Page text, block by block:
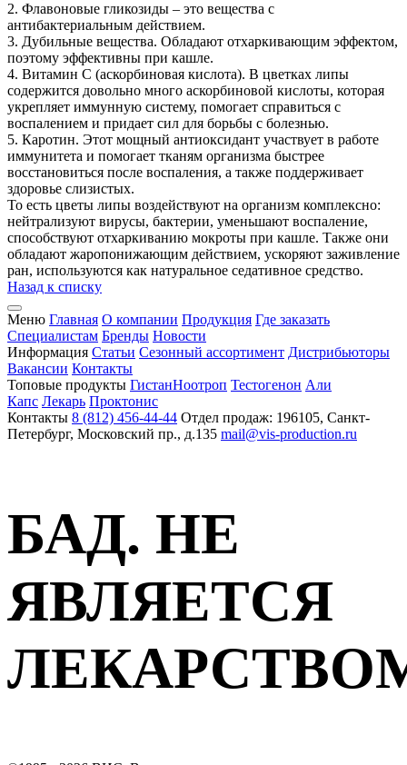
2. Флавоновые гликозиды – это вещества с
антибактериальным действием.
3. Дубильные вещества. Обладают отхаркивающим эффектом,
поэтому эффективны при кашле.
4. Витамин C (аскорбиновая кислота). В цветках липы
содержится довольно много аскорбиновой кислоты, которая
укрепляет иммунную систему, помогает справиться с
воспалением и придает сил для борьбы с болезнью.
5. Каротин. Этот мощный антиоксидант участвует в работе
иммунитета и помогает тканям организма быстрее
восстановиться после воспаления, а также поддерживает
здоровье слизистых.
То есть цветы липы воздействуют на организм комплексно:
нейтрализуют вирусы, бактерии, уменьшают воспаление,
способствуют отхаркиванию мокроты при кашле. Также они
обладают жаропонижающим действием, ускоряют заживление
ран, используются как натуральное седативное средство.
Назад к списку
Меню Главная О компании Продукция Где заказать
Специалистам Бренды Новости
Информация Статьи Сезонный ассортимент Дистрибьюторы
Вакансии Контакты
Топовые продукты ГистанНоотроп Тестогенон Али
Капс Лекарь Проктонис
Контакты 8 (812) 456-44-44 Отдел продаж: 196105, Санкт-
Петербург, Московский пр., д.135 mail@vis-production.ru
БАД. НЕ
ЯВЛЯЕТСЯ